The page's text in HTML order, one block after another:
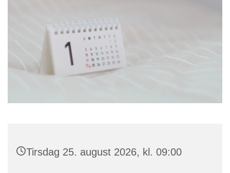
Tirsdag 25. august 2026, kl. 09:00